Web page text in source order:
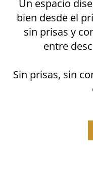
Un espacio
bien desde el
sin prisas y
entre
Sin prisas, sin